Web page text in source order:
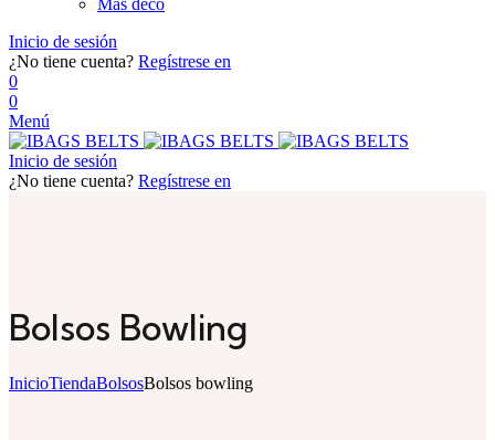
Más deco
Inicio de sesión
¿No tiene cuenta? Regístrese en
0
0
Menú
Inicio de sesión
¿No tiene cuenta? Regístrese en
Bolsos Bowling
InicioTiendaBolsosBolsos bowling